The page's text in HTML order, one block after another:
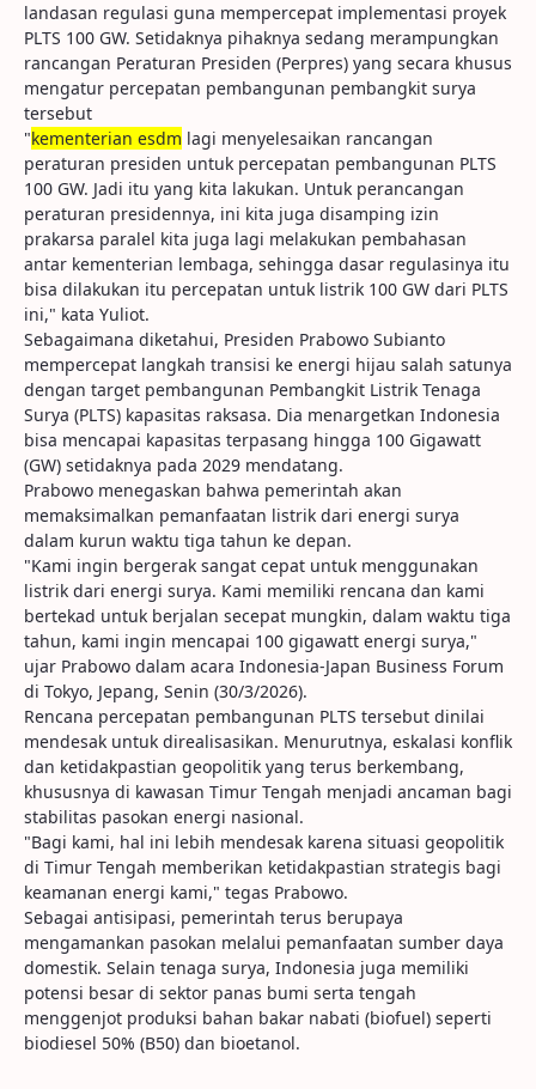
landasan regulasi guna mempercepat implementasi proyek
PLTS 100 GW. Setidaknya pihaknya sedang merampungkan
rancangan Peraturan Presiden (Perpres) yang secara khusus
mengatur percepatan pembangunan pembangkit surya
tersebut
"kementerian esdm lagi menyelesaikan rancangan
peraturan presiden untuk percepatan pembangunan PLTS
100 GW. Jadi itu yang kita lakukan. Untuk perancangan
peraturan presidennya, ini kita juga disamping izin
prakarsa paralel kita juga lagi melakukan pembahasan
antar kementerian lembaga, sehingga dasar regulasinya itu
bisa dilakukan itu percepatan untuk listrik 100 GW dari PLTS
ini," kata Yuliot.
Sebagaimana diketahui, Presiden Prabowo Subianto
mempercepat langkah transisi ke energi hijau salah satunya
dengan target pembangunan Pembangkit Listrik Tenaga
Surya (PLTS) kapasitas raksasa. Dia menargetkan Indonesia
bisa mencapai kapasitas terpasang hingga 100 Gigawatt
(GW) setidaknya pada 2029 mendatang.
Prabowo menegaskan bahwa pemerintah akan
memaksimalkan pemanfaatan listrik dari energi surya
dalam kurun waktu tiga tahun ke depan.
"Kami ingin bergerak sangat cepat untuk menggunakan
listrik dari energi surya. Kami memiliki rencana dan kami
bertekad untuk berjalan secepat mungkin, dalam waktu tiga
tahun, kami ingin mencapai 100 gigawatt energi surya,"
ujar Prabowo dalam acara Indonesia-Japan Business Forum
di Tokyo, Jepang, Senin (30/3/2026).
Rencana percepatan pembangunan PLTS tersebut dinilai
mendesak untuk direalisasikan. Menurutnya, eskalasi konflik
dan ketidakpastian geopolitik yang terus berkembang,
khususnya di kawasan Timur Tengah menjadi ancaman bagi
stabilitas pasokan energi nasional.
"Bagi kami, hal ini lebih mendesak karena situasi geopolitik
di Timur Tengah memberikan ketidakpastian strategis bagi
keamanan energi kami," tegas Prabowo.
Sebagai antisipasi, pemerintah terus berupaya
mengamankan pasokan melalui pemanfaatan sumber daya
domestik. Selain tenaga surya, Indonesia juga memiliki
potensi besar di sektor panas bumi serta tengah
menggenjot produksi bahan bakar nabati (biofuel) seperti
biodiesel 50% (B50) dan bioetanol.